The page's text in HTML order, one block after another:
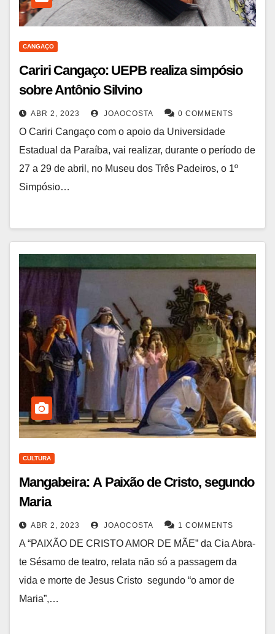
CANGAÇO
Cariri Cangaço: UEPB realiza simpósio
sobre Antônio Silvino
ABR 2, 2023 JOAOCOSTA 0 COMMENTS
O Cariri Cangaço com o apoio da Universidade
Estadual da Paraíba, vai realizar, durante o período de
27 a 29 de abril, no Museu dos Três Padeiros, o 1º
Simpósio…
CULTURA
Mangabeira: A Paixão de Cristo, segundo
Maria
ABR 2, 2023 JOAOCOSTA 1 COMMENTS
A “PAIXÃO DE CRISTO AMOR DE MÃE” da Cia Abra-
te Sésamo de teatro, relata não só a passagem da
vida e morte de Jesus Cristo segundo “o amor de
Maria”,…